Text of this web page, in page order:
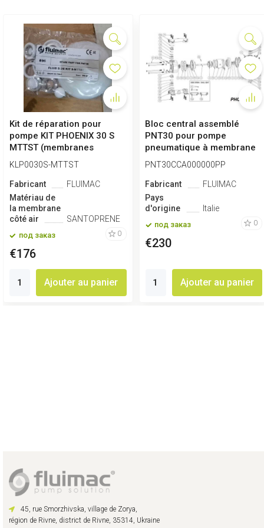
Kit de réparation pour
pompe KIT PHOENIX 30 S
MTTST (membranes
Snatoprene+PTF...
KLP0030S-MTTST
Fabricant
FLUIMAC
Matériau de
la membrane
côté air
SANTOPRENE
под заказ 0
€176
Ajouter au panier
Bloc central assemblé
PNT30 pour pompe
pneumatique à membrane
PHOENIX 30, PNT...
PNT30CCA000000PP
Fabricant
FLUIMAC
Pays
d'origine
Italie
под заказ 0
€230
Ajouter au panier
45, rue Smorzhivska, village de Zorya,
région de Rivne, district de Rivne, 35314, Ukraine